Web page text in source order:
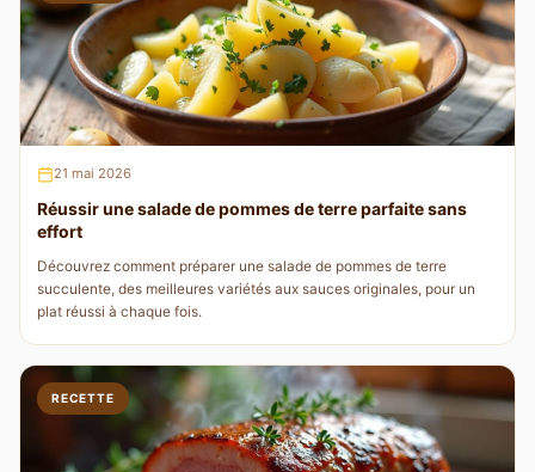
21 mai 2026
Réussir une salade de pommes de terre parfaite sans
effort
Découvrez comment préparer une salade de pommes de terre
succulente, des meilleures variétés aux sauces originales, pour un
plat réussi à chaque fois.
RECETTE